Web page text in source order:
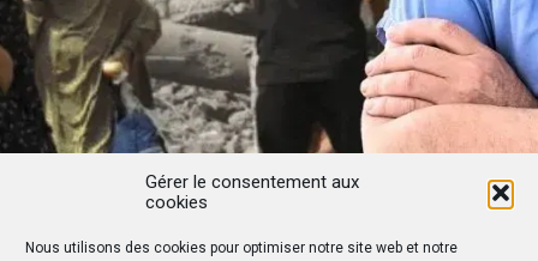
Gérer le consentement aux
cookies
Nous utilisons des cookies pour optimiser notre site web et notre